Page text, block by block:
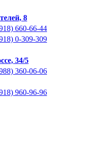
8
660-66-44
0-309-309
34/5
360-06-06
960-96-96